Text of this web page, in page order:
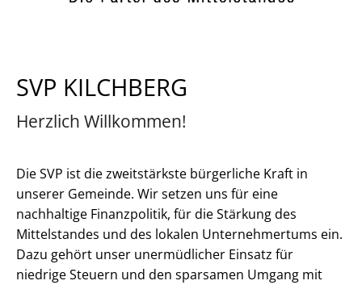
SVP KILCHBERG
Herzlich Willkommen!
Die SVP ist die zweitstärkste bürgerliche Kraft in
unserer Gemeinde. Wir setzen uns für eine
nachhaltige Finanzpolitik, für die Stärkung des
Mittelstandes und des lokalen Unternehmertums ein.
Dazu gehört unser unermüdlicher Einsatz für
niedrige Steuern und den sparsamen Umgang mit